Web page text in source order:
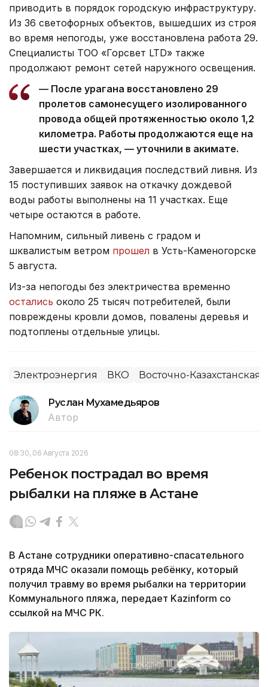
приводить в порядок городскую инфраструктуру.
Из 36 светофорных объектов, вышедших из строя
во время непогоды, уже восстановлена работа 29.
Специалисты ТОО «Горсвет LTD» также
продолжают ремонт сетей наружного освещения.
— После урагана восстановлено 29
пролетов самонесущего изолированного
провода общей протяженностью около 1,2
километра. Работы продолжаются еще на
шести участках, — уточнили в акимате.
Завершается и ликвидация последствий ливня. Из
15 поступивших заявок на откачку дождевой
воды работы выполнены на 11 участках. Еще
четыре остаются в работе.
Напомним, сильный ливень с градом и
шквалистым ветром прошел в Усть-Каменогорске
5 августа.
Из-за непогоды без электричества временно
остались около 25 тысяч потребителей, были
повреждены кровли домов, повалены деревья и
подтоплены отдельные улицы.
Электроэнергия ВКО Восточно-Казахстанская
Руслан Мухамедьяров
Автор
08:30, 06 Августа 2026
Ребенок пострадал во время
рыбалки на пляже в Астане
В Астане сотрудники оперативно-спасательного
отряда МЧС оказали помощь ребёнку, который
получил травму во время рыбалки на территории
Коммунального пляжа, передает Kazinform со
ссылкой на МЧС РК.